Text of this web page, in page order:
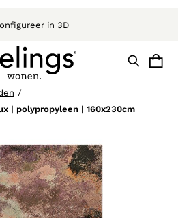
beoordeeld door klanten
/
| polypropyleen | 160x230cm